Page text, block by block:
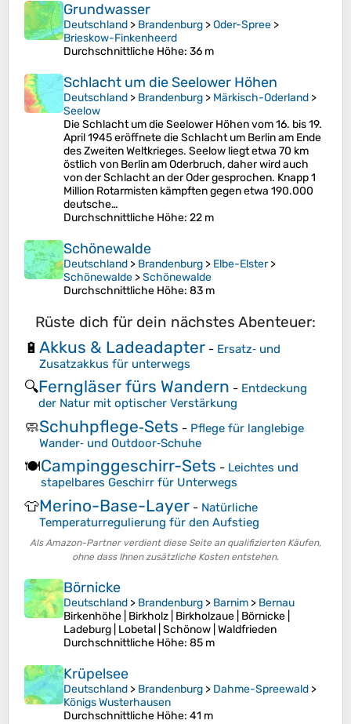
Grundwasser
Deutschland > Brandenburg >Oder-Spree >
Brieskow-Finkenheerd
Durchschnittliche Höhe: 36 m
Schlacht um die Seelower Höhen
Deutschland > Brandenburg > Märkisch-Oderland >
Seelow
Die Schlacht um die Seelower Höhen vom 16. bis 19.
April 1945 eröffnete die Schlacht um Berlin am Ende
des Zweiten Weltkrieges. Seelow liegt etwa 70 km
östlich von Berlin am Oderbruch, daher wird auch
von der Schlacht an der Oder gesprochen. Knapp 1
Million Rotarmisten kämpften gegen etwa 190.000
deutsche…
Durchschnittliche Höhe: 22 m
Schönewalde
Deutschland > Brandenburg > Elbe-Elster>
Schönewalde >Schönewalde
Durchschnittliche Höhe: 83 m
Rüste dich für dein nächstes Abenteuer:
🔋 Akkus & Ladeadapter - Ersatz‑ und
Zusatzakkus für unterwegs
🔍Ferngläser fürs Wandern - Entdeckung
der Natur mit optischer Verstärkung
🧼Schuhpflege‑Sets - Pflege für langlebige
Wander‑ und Outdoor‑Schuhe
🍽️Campinggeschirr-Sets - Leichtes und
stapelbares Geschirr für Unterwegs
👕Merino-Base-Layer - Natürliche
Temperaturregulierung für den Aufstieg
Als Amazon-Partner verdient diese Seite an qualifizierten Käufen,
ohne dass Ihnen zusätzliche Kosten entstehen.
Börnicke
Deutschland > Brandenburg > Barnim > Bernau
Birkenhöhe | Birkholz | Birkholzaue | Börnicke |
Ladeburg | Lobetal | Schönow | Waldfrieden
Durchschnittliche Höhe: 85 m
Krüpelsee
Deutschland > Brandenburg > Dahme-Spreewald >
Königs Wusterhausen
Durchschnittliche Höhe: 41 m